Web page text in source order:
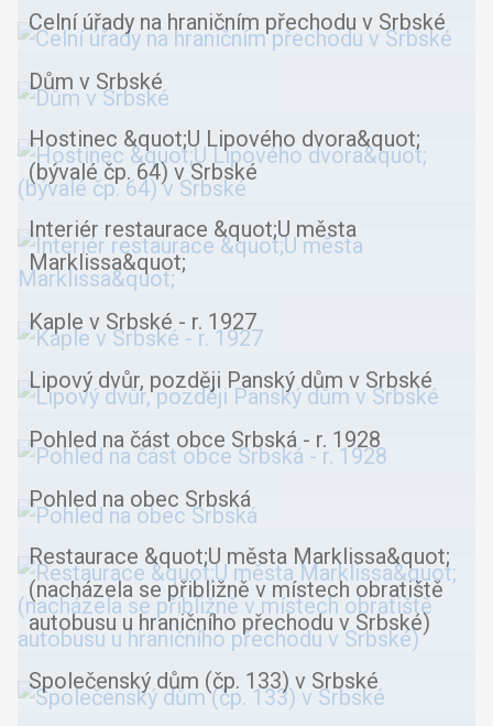
Celní úřady na hraničním přechodu v Srbské
Dům v Srbské
Hostinec &quot;U Lipového dvora&quot;
(bývalé čp. 64) v Srbské
Interiér restaurace &quot;U města
Marklissa&quot;
Kaple v Srbské - r. 1927
Lipový dvůr, později Panský dům v Srbské
Pohled na část obce Srbská - r. 1928
Pohled na obec Srbská
Restaurace &quot;U města Marklissa&quot;
(nacházela se přibližně v místech obratiště
autobusu u hraničního přechodu v Srbské)
Společenský dům (čp. 133) v Srbské